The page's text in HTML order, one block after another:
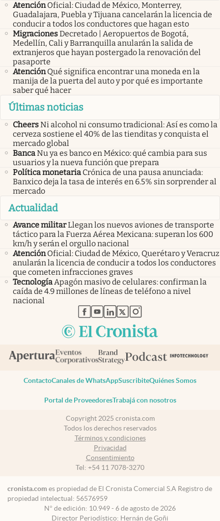
Atención Oficial: Ciudad de México, Monterrey,
Guadalajara, Puebla y Tijuana cancelarán la licencia de
conducir a todos los conductores que hagan esto
MigracionesDecretado | Aeropuertos de Bogotá,
Medellín, Cali y Barranquilla anularán la salida de
extranjeros que hayan postergado la renovación del
pasaporte
Atención Qué significa encontrar una moneda en la
manija de la puerta del auto y por qué es importante
saber qué hacer
Últimas noticias
CheersNi alcohol ni consumo tradicional: Así es como la
cerveza sostiene el 40% de las tienditas y conquista el
mercado global
BancaNu ya es banco en México: qué cambia para sus
usuarios y la nueva función que prepara
Política monetaria Crónica de una pausa anunciada:
Banxico deja la tasa de interés en 6.5% sin sorprender al
mercado
Actualidad
Avance militarLlegan los nuevos aviones de transporte
táctico para la Fuerza Aérea Mexicana: superan los 600
km/h y serán el orgullo nacional
Atención Oficial: Ciudad de México, Querétaro y Veracruz
anularán la licencia de conducir a todos los conductores
que cometen infracciones graves
TecnologíaApagón masivo de celulares: confirman la
caída de 4.9 millones de líneas de teléfono a nivel
nacional
abre en nueva pestaña
abre en nueva pestaña
abre en nueva pestaña
abre en nueva pestaña
abre en nueva pestaña
ContactoCanales de WhatsAppSuscribiteQuiénes Somos
Portal de ProveedoresTrabajá con nosotros
Copyright 2025 cronista.com
Todos los derechos reservados
Términos y condiciones
Privacidad
Consentimiento
Tel: +54 11 7078-3270
cronista.com es propiedad de El Cronista Comercial S.A Registro de
propiedad intelectual: 56576959
N° de edición: 10.949 - 6 de agosto de 2026
Director Periodístico: Hernán de Goñi